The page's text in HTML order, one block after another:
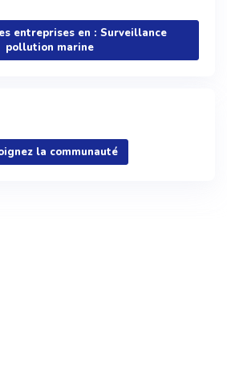
entreprises en : Surveillance
pollution marine
la communauté